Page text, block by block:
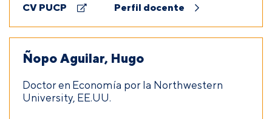
CV PUCP Perfil docente
Ñopo Aguilar, Hugo
Doctor en Economía por la Northwestern
University, EE.UU.